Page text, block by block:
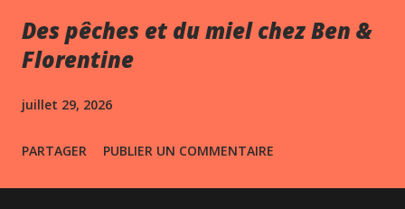
Des pêches et du miel chez Ben &
Florentine
juillet 29, 2026
PARTAGER PUBLIER UN COMMENTAIRE